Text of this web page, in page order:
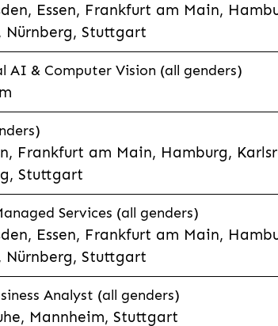
Essen, Frankfurt am Main,
Nürnberg, Stuttgart
AI & Computer Vision (all genders)
Frankfurt am Main, Hamburg,
Stuttgart
Services (all genders)
Essen, Frankfurt am Main,
Nürnberg, Stuttgart
Analyst (all genders)
Mannheim, Stuttgart